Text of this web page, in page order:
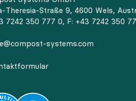
Theresia-Straße 9, 4600 Wels,
7242 350 777 0, F: +43 7242 350
systems.com